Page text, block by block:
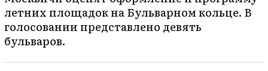
летних площадок на Бульварном кольце. В
голосовании представлено девять
бульваров.